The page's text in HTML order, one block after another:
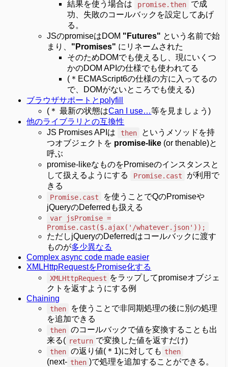
結果を使う場合は promise.then
で成
功、失敗のコールバックを設定してあげ
る。
JSのpromiseはDOM "Futures" という名前で始
まり、 "Promises" にリネームされた
そのためDOMでも使えるし、現にいくつ
かのDOM APIの仕様でも使われてる
(＊ECMAScript6の仕様の方に入ってるの
で、DOMがないところでも使える)
ブラウザサポートとpolyfill
(＊ 最新の状態はCan I use…等を見ましょう)
他のライブラリとの互換性
JS Promises APIは
then
というメソッドを持
つオブジェクトを promise-like (or thenable)と
呼ぶ
promise-likeなものをPromiseのインスタンスと
して扱えるようにする
Promise.cast
が利用で
きる
Promise.cast
を使うことでQのPromiseや
jQueryのDeferredも扱える
var jsPromise =
Promise.cast($.ajax('/whatever.json'));
ただしjQueryのDeferredはコールバックに渡す
ものが多少異なる
Complex async code made easier
XMLHttpRequestをPromise化する
XMLHttpRequest をラップしてpromiseオブジェ
クトを返すようにする例
Chaining
then
を使うことで非同期処理の後に別の処理
を追加できる
then のコールバックで値を変換することも出
来る( return で変換した値を返すだけ)
then の返り値(＊1)に対しても then
(next- then )で処理を追加することができる。